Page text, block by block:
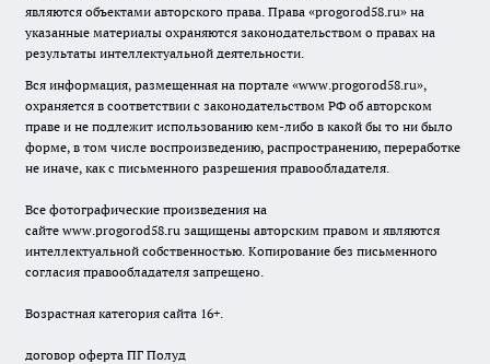
являются объектами авторского права. Права «progorod58.ru» на
указанные материалы охраняются законодательством о правах на
результаты интеллектуальной деятельности.
Вся информация, размещенная на портале «www.progorod58.ru»,
охраняется в соответствии с законодательством РФ об авторском
праве и не подлежит использованию кем-либо в какой бы то ни было
форме, в том числе воспроизведению, распространению, переработке
не иначе, как с письменного разрешения правообладателя.
Все фотографические произведения на
сайте www.progorod58.ru защищены авторским правом и являются
интеллектуальной собственностью. Копирование без письменного
согласия правообладателя запрещено.
Возрастная категория сайта 16+.
договор оферта ПГ Полуд